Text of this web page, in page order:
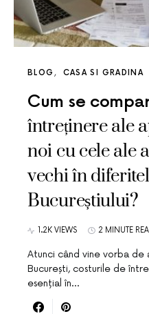
BLOG CASA SI GRADINA
Cum se
întreținere ale
noi cu cele ale
vechi în
Bucureștiului?
1.2K VIEWS 2 MINUTE
Atunci când vine vorba de
București, costurile de
esențial în…